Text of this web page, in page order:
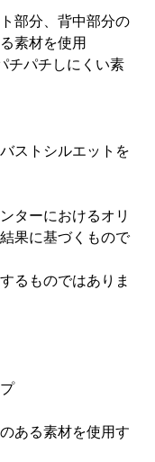
部分、背中部分の
素材を使用
チパチしにくい素
ストシルエットを
ターにおけるオリ
果に基づくもので
ものではありま
ある素材を使用す